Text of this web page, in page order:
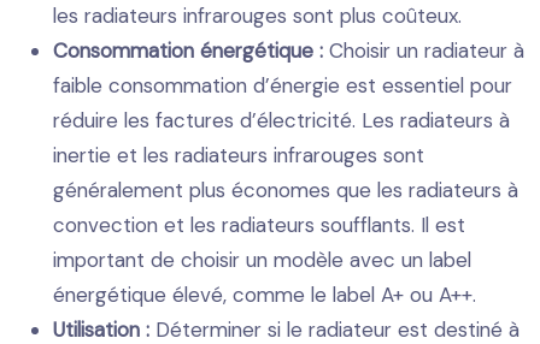
les radiateurs infrarouges sont plus coûteux.
Consommation énergétique : Choisir un radiateur à
faible consommation d’énergie est essentiel pour
réduire les factures d’électricité. Les radiateurs à
inertie et les radiateurs infrarouges sont
généralement plus économes que les radiateurs à
convection et les radiateurs soufflants. Il est
important de choisir un modèle avec un label
énergétique élevé, comme le label A+ ou A++.
Utilisation : Déterminer si le radiateur est destiné à